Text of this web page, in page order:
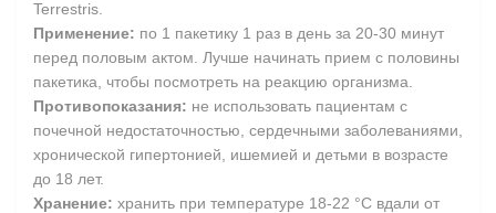
Terrestris.
Применение: по 1 пакетику 1 раз в день за 20-30 минут
перед половым актом. Лучше начинать прием с половины
пакетика, чтобы посмотреть на реакцию организма.
Противопоказания: не использовать пациентам с
почечной недостаточностью, сердечными заболеваниями,
хронической гипертонией, ишемией и детьми в возрасте
до 18 лет.
Хранение: хранить при температуре 18-22 °C вдали от